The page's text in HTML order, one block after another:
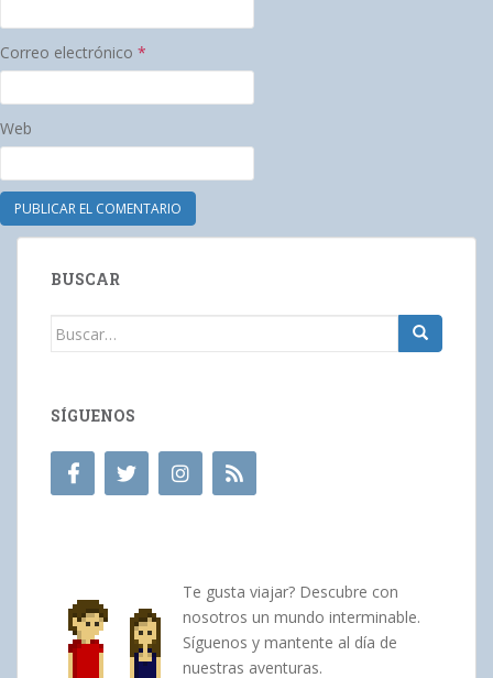
Correo electrónico *
Web
BUSCAR
Buscar:
SÍGUENOS
Te gusta viajar? Descubre con
nosotros un mundo interminable.
Síguenos y mantente al día de
nuestras aventuras.